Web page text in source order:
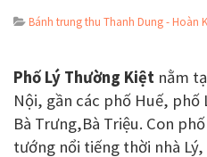
Bánh trung thu Thanh Dung - Hoàn
Phố Lý Thường Kiệt nằm
Nội, gần các phố Huế, phố
Bà Trưng,Bà Triệu. Con
tướng nổi tiếng thời nhà